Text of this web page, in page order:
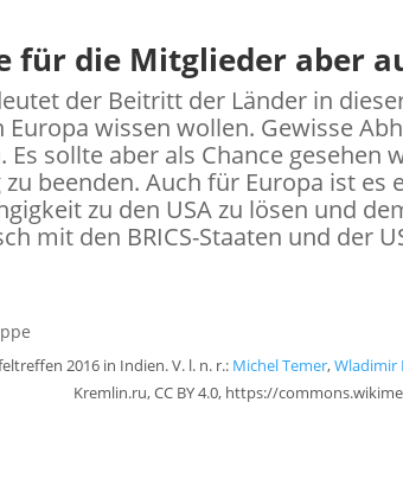
für die Mitglieder aber
der Beitritt der Länder in
Europa wissen wollen. Gewisse
Es sollte aber als Chance
beenden. Auch für Europa ist
zu den USA zu lösen und
mit den BRICS-Staaten und der
2016 in Indien. V. l. n. r.: Michel Temer,Wladimir
Kremlin.ru, CC BY 4.0, https://